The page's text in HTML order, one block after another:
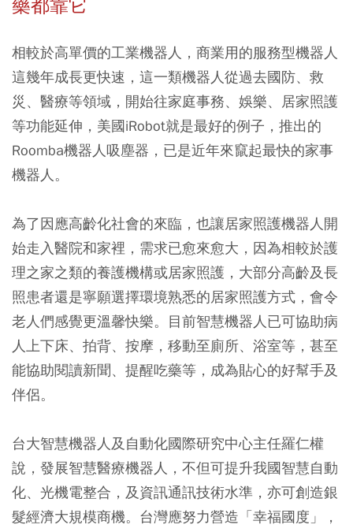
藥都靠它
相較於高單價的工業機器人，商業用的服務型機器人
這幾年成長更快速，這一類機器人從過去國防、救
災、醫療等領域，開始往家庭事務、娛樂、居家照護
等功能延伸，美國iRobot就是最好的例子，推出的
Roomba機器人吸塵器，已是近年來竄起最快的家事
機器人。
為了因應高齡化社會的來臨，也讓居家照護機器人開
始走入醫院和家裡，需求已愈來愈大，因為相較於護
理之家之類的養護機構或居家照護，大部分高齡及長
照患者還是寧願選擇環境熟悉的居家照護方式，會令
老人們感覺更溫馨快樂。目前智慧機器人已可協助病
人上下床、拍背、按摩，移動至廁所、浴室等，甚至
能協助閱讀新聞、提醒吃藥等，成為貼心的好幫手及
伴侶。
台大智慧機器人及自動化國際研究中心主任羅仁權
說，發展智慧醫療機器人，不但可提升我國智慧自動
化、光機電整合，及資訊通訊技術水準，亦可創造銀
髮經濟大規模商機。台灣應努力營造「幸福國度」，